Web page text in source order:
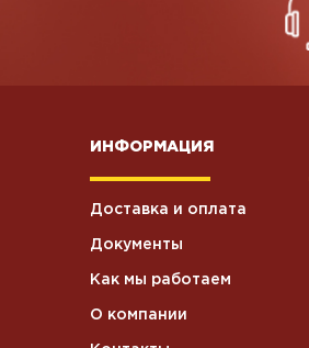
ИНФОРМАЦИЯ
Доставка и оплата
Документы
Как мы работаем
О компании